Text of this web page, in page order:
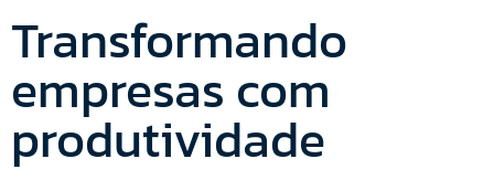
Transformando
empresas com
produtividade